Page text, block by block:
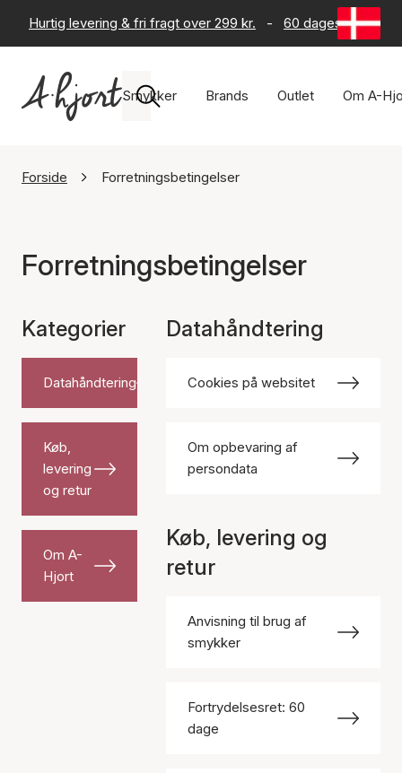
Hurtig levering & fri fragt over 299 kr. - 60 dages returret
Smykker Brands Outlet Om A-
Forside Forretningsbetingelser
Forretningsbetingelser
Kategorier
Datahåndtering
Køb,
levering
og retur
Om A-
Hjort
Datahåndtering
Cookies på websitet
Om opbevaring af
persondata
Køb, levering og
retur
Anvisning til brug af
smykker
Fortrydelsesret: 60
dage